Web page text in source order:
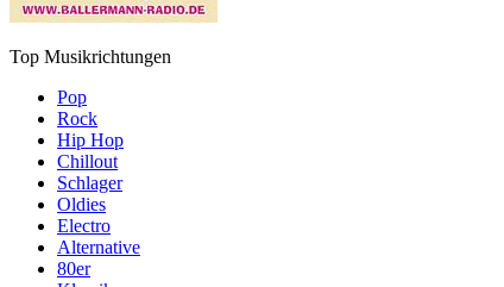
Top Musikrichtungen
Pop
Rock
Hip Hop
Chillout
Schlager
Oldies
Electro
Alternative
80er